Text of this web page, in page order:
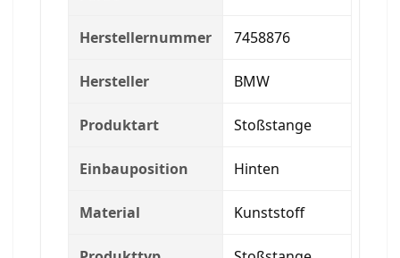
Herstellernummer 7458876
Hersteller BMW
Produktart Stoßstange
Einbauposition Hinten
Material Kunststoff